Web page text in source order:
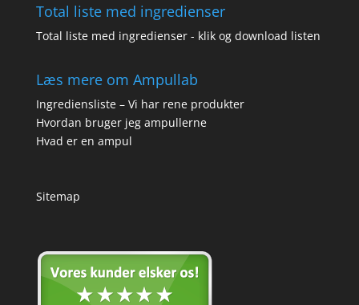
Total liste med ingredienser
Total liste med ingredienser - klik og download listen
Læs mere om Ampullab
Ingrediensliste – Vi har rene produkter
Hvordan bruger jeg ampullerne
Hvad er en ampul
Sitemap